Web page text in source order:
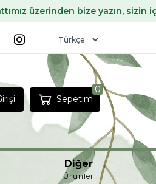
bize yazın, sizin için temin edelim
Sepetim
0
Diğer
Ürünler